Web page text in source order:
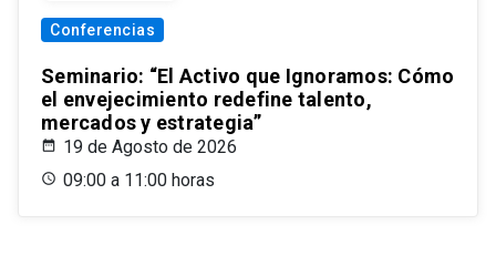
Conferencias
Seminario: “El Activo que Ignoramos: Cómo
el envejecimiento redefine talento,
mercados y estrategia”
19 de Agosto de 2026
09:00 a 11:00 horas